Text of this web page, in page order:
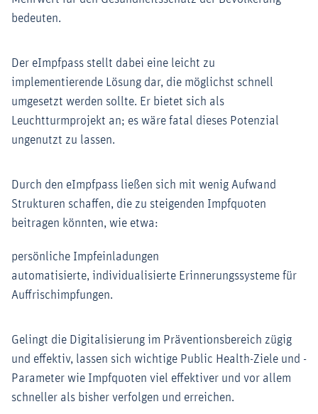
bedeuten.
Der eImpfpass stellt dabei eine leicht zu
implementierende Lösung dar, die möglichst schnell
umgesetzt werden sollte. Er bietet sich als
Leuchtturmprojekt an; es wäre fatal dieses Potenzial
ungenutzt zu lassen.
Durch den eImpfpass ließen sich mit wenig Aufwand
Strukturen schaffen, die zu steigenden Impfquoten
beitragen könnten, wie etwa:
persönliche Impfeinladungen
automatisierte, individualisierte Erinnerungssysteme für
Auffrischimpfungen.
Gelingt die Digitalisierung im Präventionsbereich zügig
und effektiv, lassen sich wichtige Public Health-Ziele und -
Parameter wie Impfquoten viel effektiver und vor allem
schneller als bisher verfolgen und erreichen.